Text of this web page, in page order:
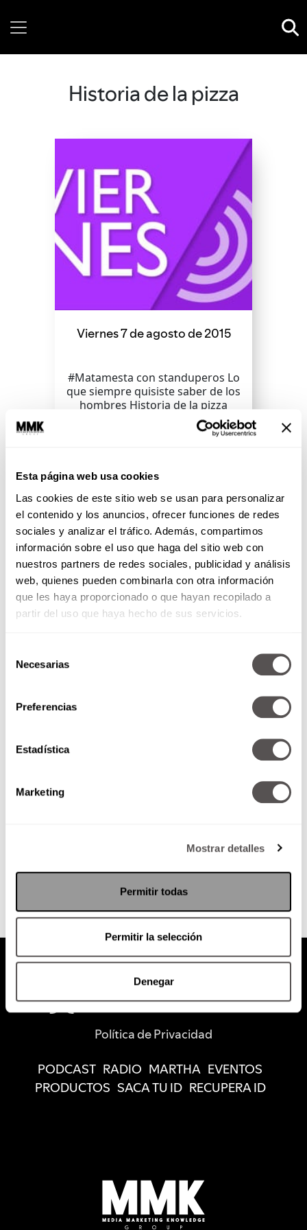
Esta página web usa cookies
Las cookies de este sitio web se usan para personalizar
el contenido y los anuncios, ofrecer funciones de redes
sociales y analizar el tráfico. Además, compartimos
información sobre el uso que haga del sitio web con
nuestros partners de redes sociales, publicidad y análisis
web, quienes pueden combinarla con otra información
que les haya proporcionado o que hayan recopilado a
partir del uso que haya hecho de sus servicios.
Necesarias
Preferencias
Estadística
Marketing
Mostrar detalles
Permitir todas
Permitir la selección
Denegar
Historia de la pizza
Viernes 7 de agosto de 2015
#Matamesta con standuperos Lo
que siempre quisiste saber de los
hombres Historia de la pizza
Política de Privacidad
PODCAST RADIO MARTHA EVENTOS
PRODUCTOS SACA TU ID RECUPERA ID